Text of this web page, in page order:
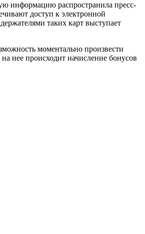
информацию распространила пресс-
доступ к электронной
таких карт выступает
моментально произвести
нее происходит начисление бонусов